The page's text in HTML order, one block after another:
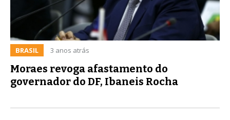
BRASIL 3 anos atrás
Moraes revoga afastamento do
governador do DF, Ibaneis Rocha